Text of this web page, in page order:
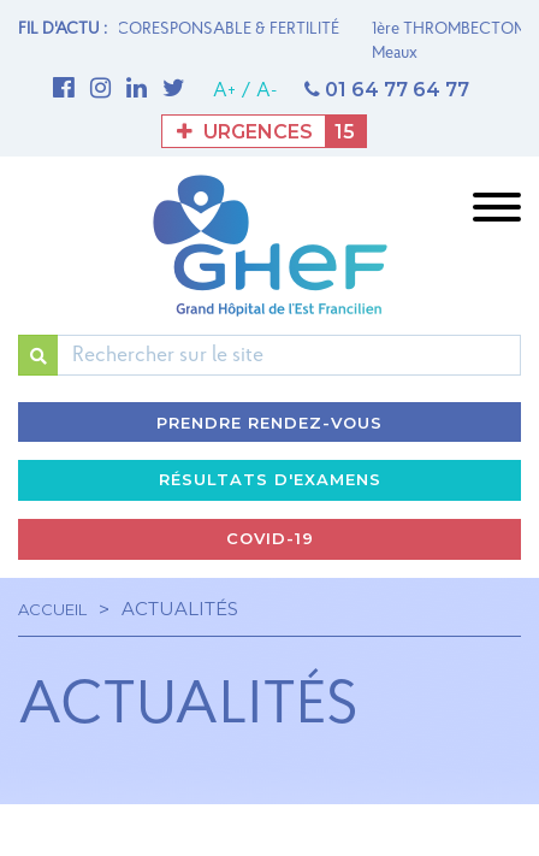
FIL D'ACTU :
FERTILITÉ
1ère THROMBECTOMIE MÉCANIQUE AU GHEF - Site de
A+ / A-
01 64 77 64 77
URGENCES
15
PRENDRE RENDEZ-VOUS
RÉSULTATS D'EXAMENS
COVID-19
Navigation
principale
Fil
d'Ariane
ACCUEIL ACTUALITÉS
ACTUALITÉS